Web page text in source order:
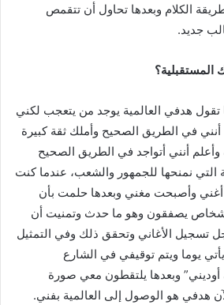
الكلام وبعدها تحاول أن تتقمص
جديد.
تقول هدفي العالمية يوجد من يتعجب لكني
في الطريق الصحيح وأملك ثقة كبيرة
أنني أتواجد في الطريق الصحيح
التي نمنحها للجمهور والشعب، عندما كنت
وأصبحت مغني وبعدها حلمت بأن
يصفقون وهو ما حدث وتمنيت أن
تسجيل الأغاني وتحقق ذلك وفي التمثيل
يوما ويتم توقيفي في الشارع
أوديني” وبعدها يلتقطون معي صورة
هدفي هو الوصول إلى العالمية بفني.